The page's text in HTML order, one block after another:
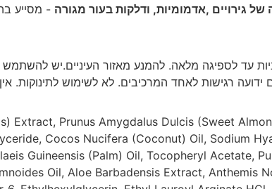
גירויים ,אדמומיות, ודלקות בעור מגורה - מסייע
עד לספיגה מלאה. להמנע מאזור העיניים.יש
רגישות לאחד המרכיבים. לא לשימוש לתינוקות.
Extract, Prunus Amygdalus Dulcis (Sweet
Cocos Nucifera (Coconut) Oil, Sodium
Guineensis (Palm) Oil, Tocopheryl Acetate,
Oil, Aloe Barbadensis Extract, Anthemis